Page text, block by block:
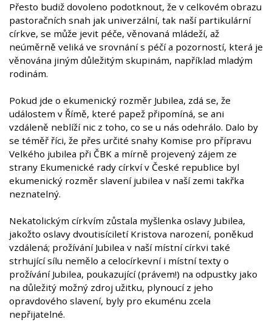
Přesto budiž dovoleno podotknout, že v celkovém obrazu
pastoračních snah jak univerzální, tak naší partikulární
církve, se může jevit péče, věnovaná mládeží, až
neúměrně veliká ve srovnání s péčí a pozorností, která je
věnována jiným důležitým skupinám, například mladým
rodinám.
Pokud jde o ekumenický rozměr Jubilea, zdá se, že
událostem v Římě, které papež připomíná, se ani
vzdáleně neblíží nic z toho, co se u nás odehrálo. Dalo by
se téměř říci, že přes určité snahy Komise pro přípravu
Velkého jubilea při ČBK a mírně projevený zájem ze
strany Ekumenické rady církví v České republice byl
ekumenický rozměr slavení jubilea v naší zemi takřka
neznatelný.
Nekatolickým církvím zůstala myšlenka oslavy Jubilea,
jakožto oslavy dvoutisíciletí Kristova narození, poněkud
vzdálená; prožívání Jubilea v naší místní církvi také
strhující sílu nemělo a celocírkevní i místní texty o
prožívání Jubilea, poukazující (právem!) na odpustky jako
na důležitý možný zdroj užitku, plynoucí z jeho
opravdového slavení, byly pro ekuménu zcela
nepřijatelné.